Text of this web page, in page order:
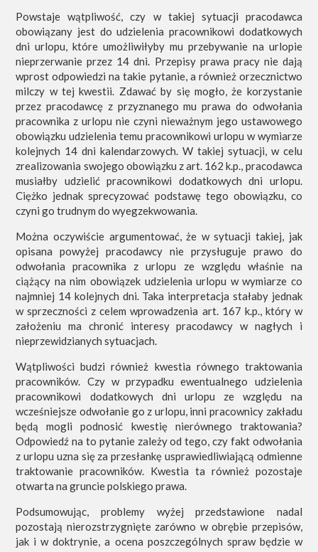
Powstaje wątpliwość, czy w takiej sytuacji pracodawca
obowiązany jest do udzielenia pracownikowi dodatkowych
dni urlopu, które umożliwiłyby mu przebywanie na urlopie
nieprzerwanie przez 14 dni. Przepisy prawa pracy nie dają
wprost odpowiedzi na takie pytanie, a również orzecznictwo
milczy w tej kwestii. Zdawać by się mogło, że korzystanie
przez pracodawcę z przyznanego mu prawa do odwołania
pracownika z urlopu nie czyni nieważnym jego ustawowego
obowiązku udzielenia temu pracownikowi urlopu w wymiarze
kolejnych 14 dni kalendarzowych. W takiej sytuacji, w celu
zrealizowania swojego obowiązku z art. 162 k.p., pracodawca
musiałby udzielić pracownikowi dodatkowych dni urlopu.
Ciężko jednak sprecyzować podstawę tego obowiązku, co
czyni go trudnym do wyegzekwowania.
Można oczywiście argumentować, że w sytuacji takiej, jak
opisana powyżej pracodawcy nie przysługuje prawo do
odwołania pracownika z urlopu ze względu właśnie na
ciążący na nim obowiązek udzielenia urlopu w wymiarze co
najmniej 14 kolejnych dni. Taka interpretacja stałaby jednak
w sprzeczności z celem wprowadzenia art. 167 k.p., który w
założeniu ma chronić interesy pracodawcy w nagłych i
nieprzewidzianych sytuacjach.
Wątpliwości budzi również kwestia równego traktowania
pracowników. Czy w przypadku ewentualnego udzielenia
pracownikowi dodatkowych dni urlopu ze względu na
wcześniejsze odwołanie go z urlopu, inni pracownicy zakładu
będą mogli podnosić kwestię nierównego traktowania?
Odpowiedź na to pytanie zależy od tego, czy fakt odwołania
z urlopu uzna się za przesłankę usprawiedliwiającą odmienne
traktowanie pracowników. Kwestia ta również pozostaje
otwarta na gruncie polskiego prawa.
Podsumowując, problemy wyżej przedstawione nadal
pozostają nierozstrzygnięte zarówno w obrębie przepisów,
jak i w doktrynie, a ocena poszczególnych spraw będzie w